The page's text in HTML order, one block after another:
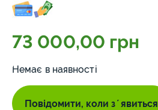
73 000,00 грн
Немає в наявності
Повідомити, коли зʼявиться